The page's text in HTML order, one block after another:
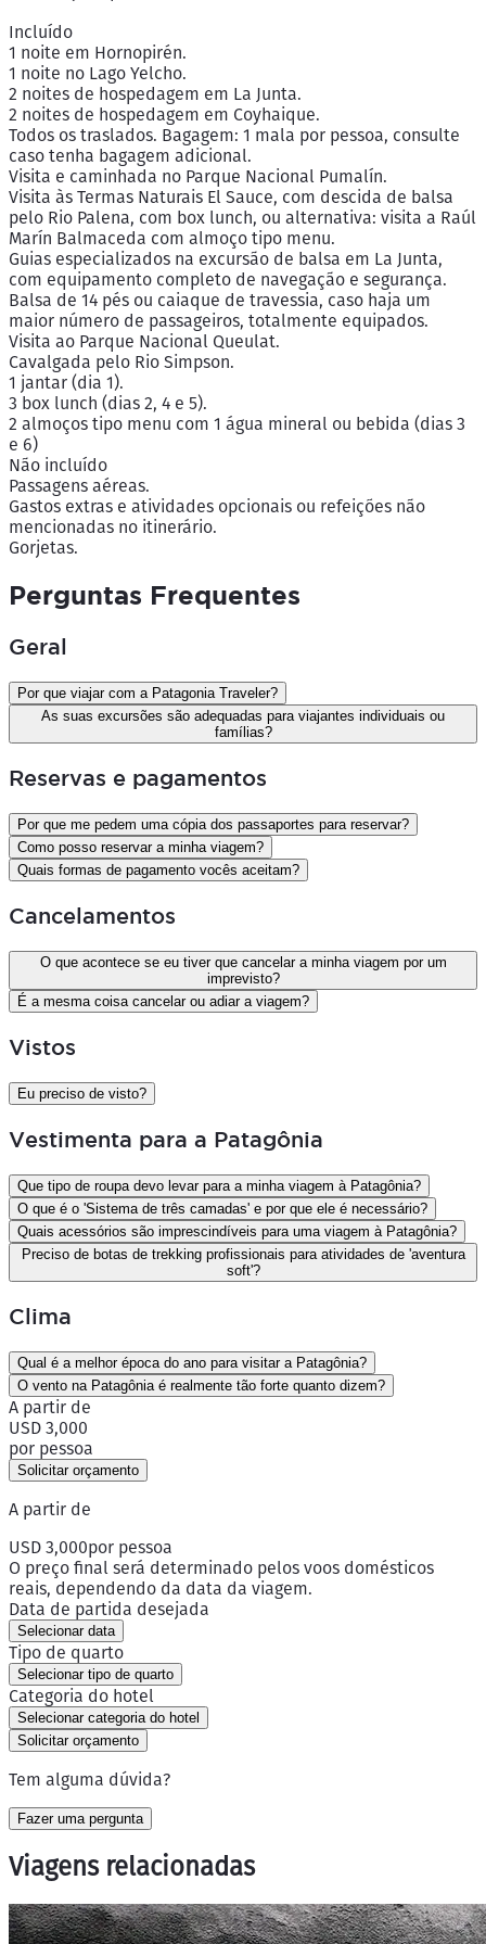
Incluído
1 noite em Hornopirén.
1 noite no Lago Yelcho.
2 noites de hospedagem em La Junta.
2 noites de hospedagem em Coyhaique.
Todos os traslados. Bagagem: 1 mala por pessoa, consulte
caso tenha bagagem adicional.
Visita e caminhada no Parque Nacional Pumalín.
Visita às Termas Naturais El Sauce, com descida de balsa
pelo Rio Palena, com box lunch, ou alternativa: visita a Raúl
Marín Balmaceda com almoço tipo menu.
Guias especializados na excursão de balsa em La Junta,
com equipamento completo de navegação e segurança.
Balsa de 14 pés ou caiaque de travessia, caso haja um
maior número de passageiros, totalmente equipados.
Visita ao Parque Nacional Queulat.
Cavalgada pelo Rio Simpson.
1 jantar (dia 1).
3 box lunch (dias 2, 4 e 5).
2 almoços tipo menu com 1 água mineral ou bebida (dias 3
e 6)
Não incluído
Passagens aéreas.
Gastos extras e atividades opcionais ou refeições não
mencionadas no itinerário.
Gorjetas.
Perguntas Frequentes
Geral
Por que viajar com a Patagonia Traveler?
As suas excursões são adequadas para viajantes individuais ou
famílias?
Reservas e pagamentos
Por que me pedem uma cópia dos passaportes para reservar?
Como posso reservar a minha viagem?
Quais formas de pagamento vocês aceitam?
Cancelamentos
O que acontece se eu tiver que cancelar a minha viagem por um
imprevisto?
É a mesma coisa cancelar ou adiar a viagem?
Vistos
Eu preciso de visto?
Vestimenta para a Patagônia
Que tipo de roupa devo levar para a minha viagem à Patagônia?
O que é o 'Sistema de três camadas' e por que ele é necessário?
Quais acessórios são imprescindíveis para uma viagem à Patagônia?
Preciso de botas de trekking profissionais para atividades de 'aventura
soft'?
Clima
Qual é a melhor época do ano para visitar a Patagônia?
O vento na Patagônia é realmente tão forte quanto dizem?
A partir de
USD 3,000
por pessoa
Solicitar orçamento
A partir de
USD 3,000por pessoa
O preço final será determinado pelos voos domésticos
reais, dependendo da data da viagem.
Data de partida desejada
Selecionar data
Tipo de quarto
Selecionar tipo de quarto
Categoria do hotel
Selecionar categoria do hotel
Solicitar orçamento
Tem alguma dúvida?
Fazer uma pergunta
Viagens relacionadas